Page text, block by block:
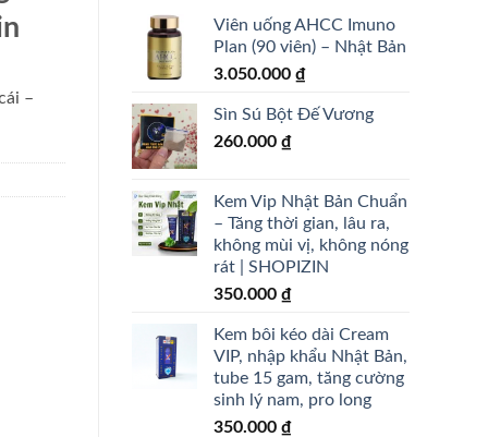
Viên uống AHCC Imuno
Plan (90 viên) – Nhật Bản
3.050.000 ₫
Sìn Sú Bột Đế Vương
260.000 ₫
Kem Vip Nhật Bản Chuẩn
– Tăng thời gian, lâu ra,
không mùi vị, không nóng
rát | SHOPIZIN
350.000 ₫
Kem bôi kéo dài Cream
VIP, nhập khẩu Nhật Bản,
tube 15 gam, tăng cường
sinh lý nam, pro long
350.000 ₫
–